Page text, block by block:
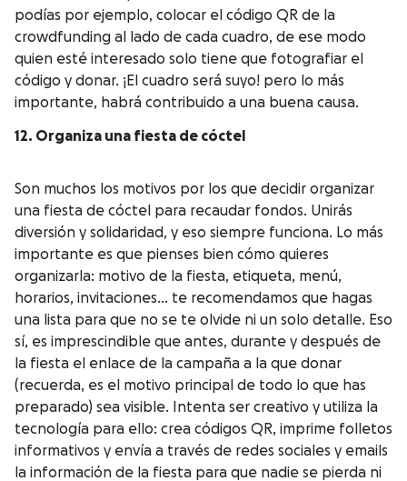
podías por ejemplo, colocar el código QR de la
crowdfunding al lado de cada cuadro, de ese modo
quien esté interesado solo tiene que fotografiar el
código y donar. ¡El cuadro será suyo! pero lo más
importante, habrá contribuido a una buena causa.
12. Organiza una fiesta de cóctel
Son muchos los motivos por los que decidir organizar
una fiesta de cóctel para recaudar fondos. Unirás
diversión y solidaridad, y eso siempre funciona. Lo más
importante es que pienses bien cómo quieres
organizarla: motivo de la fiesta, etiqueta, menú,
horarios, invitaciones… te recomendamos que hagas
una lista para que no se te olvide ni un solo detalle. Eso
sí, es imprescindible que antes, durante y después de
la fiesta el enlace de la campaña a la que donar
(recuerda, es el motivo principal de todo lo que has
preparado) sea visible. Intenta ser creativo y utiliza la
tecnología para ello: crea códigos QR, imprime folletos
informativos y envía a través de redes sociales y emails
la información de la fiesta para que nadie se pierda ni